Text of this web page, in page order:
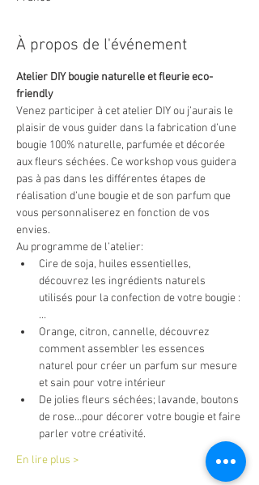
À propos de l'événement
Atelier DIY bougie naturelle et fleurie eco-
friendly
Venez participer à cet atelier DIY ou j’aurais le
plaisir de vous guider dans la fabrication d’une
bougie 100% naturelle, parfumée et décorée
aux fleurs séchées. Ce workshop vous guidera
pas à pas dans les différentes étapes de
réalisation d’une bougie et de son parfum que
vous personnaliserez en fonction de vos
envies.
Au programme de l’atelier:
Cire de soja, huiles essentielles,
découvrez les ingrédients naturels
utilisés pour la confection de votre bougie :
…
Orange, citron, cannelle, découvrez
comment assembler les essences
naturel pour créer un parfum sur mesure
et sain pour votre intérieur
De jolies fleurs séchées; lavande, boutons
de rose...pour décorer votre bougie et faire
parler votre créativité.
En lire plus >